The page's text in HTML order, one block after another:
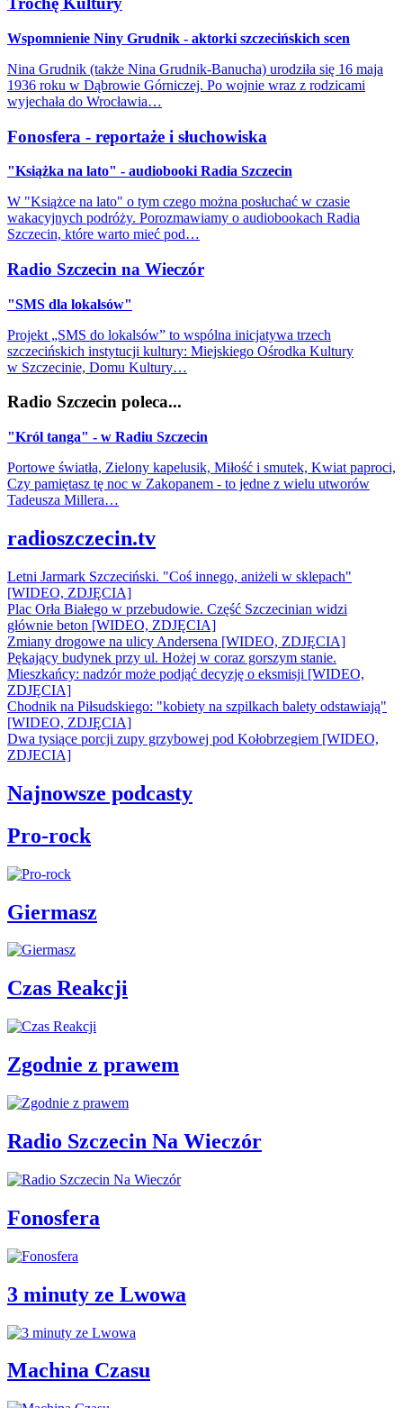
Wspomnienie Niny Grudnik - aktorki szczecińskich scen
Nina Grudnik (także Nina Grudnik-Banucha) urodziła się 16 maja
1936 roku w Dąbrowie Górniczej. Po wojnie wraz z rodzicami
wyjechała do Wrocławia…
Fonosfera - reportaże i słuchowiska
"Książka na lato" - audiobooki Radia Szczecin
W "Książce na lato" o tym czego można posłuchać w czasie
wakacyjnych podróży. Porozmawiamy o audiobookach Radia
Szczecin, które warto mieć pod…
Radio Szczecin na Wieczór
"SMS dla lokalsów"
Projekt „SMS do lokalsów” to wspólna inicjatywa trzech
szczecińskich instytucji kultury: Miejskiego Ośrodka Kultury
w Szczecinie, Domu Kultury…
Radio Szczecin poleca...
"Król tanga" - w Radiu Szczecin
Portowe światła, Zielony kapelusik, Miłość i smutek, Kwiat paproci,
Czy pamiętasz tę noc w Zakopanem - to jedne z wielu utworów
Tadeusza Millera…
radioszczecin.tv
Letni Jarmark Szczeciński. "Coś innego, aniżeli w sklepach"
[WIDEO, ZDJĘCIA]
Plac Orła Białego w przebudowie. Część Szczecinian widzi
głównie beton [WIDEO, ZDJĘCIA]
Zmiany drogowe na ulicy Andersena [WIDEO, ZDJĘCIA]
Pękający budynek przy ul. Hożej w coraz gorszym stanie.
Mieszkańcy: nadzór może podjąć decyzję o eksmisji [WIDEO,
ZDJĘCIA]
Chodnik na Piłsudskiego: "kobiety na szpilkach balety odstawiają"
[WIDEO, ZDJĘCIA]
Dwa tysiące porcji zupy grzybowej pod Kołobrzegiem [WIDEO,
ZDJECIA]
Najnowsze podcasty
Pro-rock
Giermasz
Czas Reakcji
Zgodnie z prawem
Radio Szczecin Na Wieczór
Fonosfera
3 minuty ze Lwowa
Machina Czasu